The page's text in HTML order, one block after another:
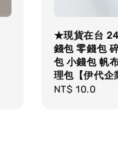
★現貨在台
錢包 零錢包
包 小錢包 帆
理包【伊代企
Regular
NT$ 10.0